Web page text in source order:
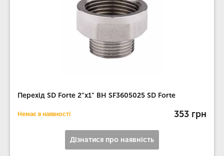
Перехід SD Forte 2"х1" ВН SF3605025 SD Forte
Немає в наявності 353 грн
Дізнатися про наявність